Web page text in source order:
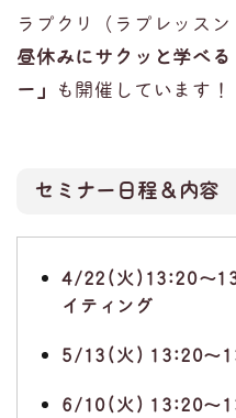
ラプクリ（ラプレッス
昼休みにサクッと学べ
ー」 も開催しています！
セミナー日程＆内容
4/22(火) 13:20～
イティング
5/13(火) 13:20～
6/10(火) 13:20～